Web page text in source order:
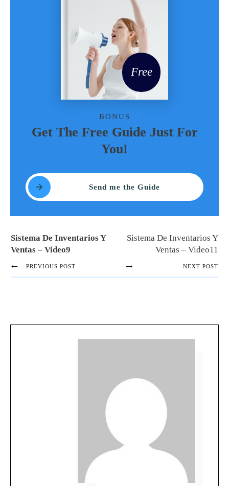
BONUS
Get The Free Guide Just For
You!
Send me the Guide
Free
Sistema De Inventarios Y
Ventas – Video9
Sistema De Inventarios Y
Ventas – Video11
PREVIOUS POST NEXT POST